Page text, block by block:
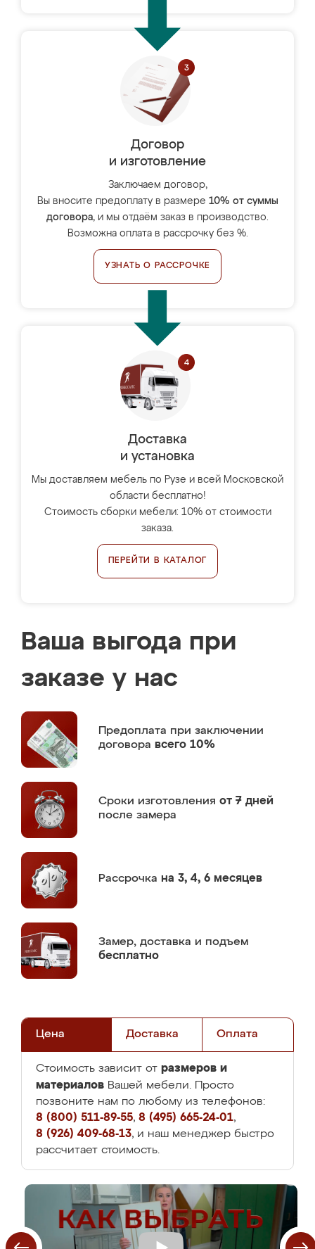
Договор
и изготовление
Заключаем договор,
Вы вносите предоплату в размере 10% от суммы
договора, и мы отдаём заказ в производство.
Возможна оплата в рассрочку без %.
УЗНАТЬ О РАССРОЧКЕ
Доставка
и установка
Мы доставляем мебель по Рузе и всей Московской
области бесплатно!
Стоимость сборки мебели: 10% от стоимости
заказа.
ПЕРЕЙТИ В КАТАЛОГ
Ваша выгода при
заказе у нас
Предоплата при заключении
договора всего 10%
Сроки изготовления от 7 дней
после замера
Рассрочка на 3, 4, 6 месяцев
Замер, доставка и подъем
бесплатно
Цена Доставка Оплата
Стоимость зависит от размеров и
материалов Вашей мебели. Просто
позвоните нам по любому из телефонов:
8 (800) 511-89-55, 8 (495) 665-24-01,
8 (926) 409-68-13, и наш менеджер быстро
рассчитает стоимость.